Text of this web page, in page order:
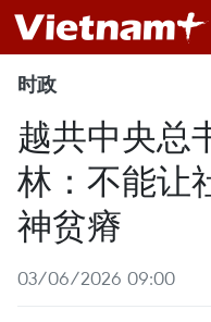
时政
越共中央总
林：不能让
神贫瘠
03/06/2026 09:00